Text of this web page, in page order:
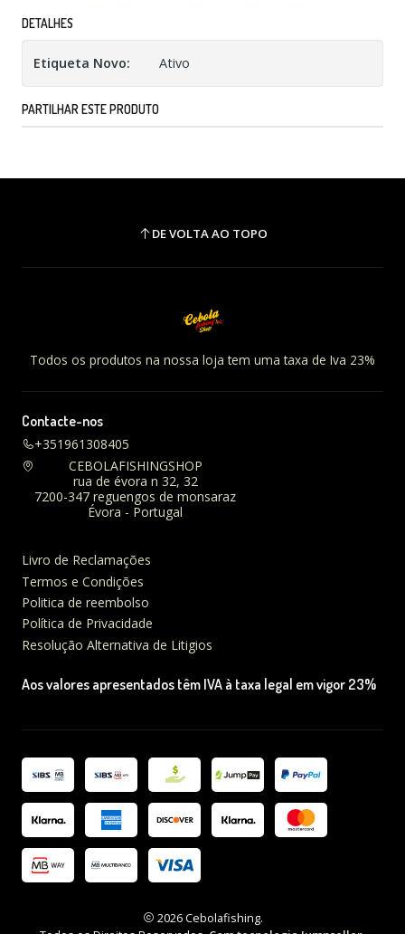
DETALHES
Etiqueta Novo: Ativo
PARTILHAR ESTE PRODUTO
DE VOLTA AO TOPO
Todos os produtos na nossa loja tem uma taxa de Iva 23%
Contacte-nos
+351961308405
CEBOLAFISHINGSHOP
rua de évora n 32, 32
7200-347 reguengos de monsaraz
Évora - Portugal
Livro de Reclamações
Termos e Condições
Politica de reembolso
Política de Privacidade
Resolução Alternativa de Litigios
Aos valores apresentados têm IVA à taxa legal em vigor 23%
2026 Cebolafishing.